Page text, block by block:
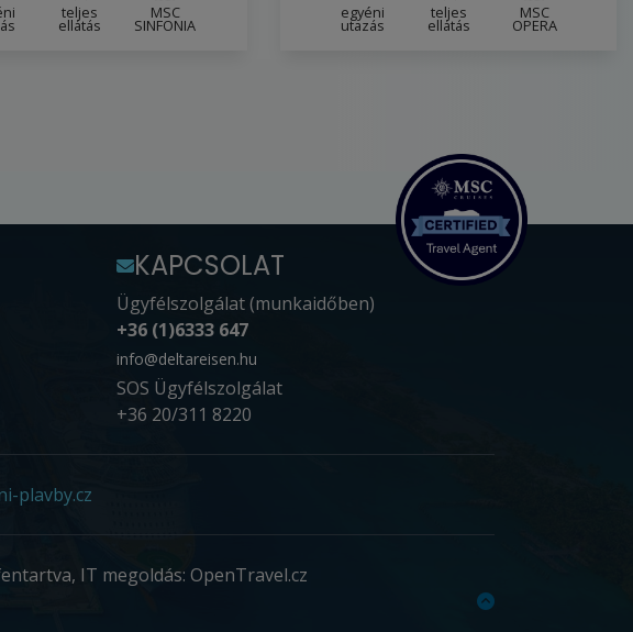
teljes
ellátás
MSC
SINFONIA
egyéni
utazás
teljes
ellátás
MSC
OPERA
KAPCSOLAT
Ügyfélszolgálat (munkaidőben)
+36 (1)6333 647
info@deltareisen.hu
SOS Ügyfélszolgálat
+36 20/311 8220
plavby.cz
IT megoldás: OpenTravel.cz